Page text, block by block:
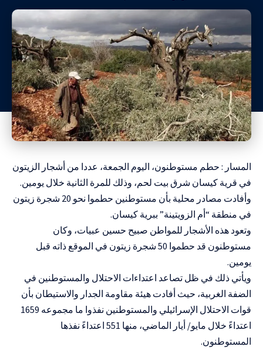
المسار : حطم مستوطنون، اليوم الجمعة، عددا من أشجار الزيتون
في قرية كيسان شرق بيت لحم، وذلك للمرة الثانية خلال يومين.
وأفادت مصادر محلية بأن مستوطنين حطموا نحو 20 شجرة زيتون
في منطقة “أم الزويتينة” ببرية كيسان.
وتعود هذه الأشجار للمواطن صبيح حسين عبيات، وكان
مستوطنون قد حطموا 50 شجرة زيتون في الموقع ذاته قبل
يومين.
ويأتي ذلك في ظل تصاعد اعتداءات الاحتلال والمستوطنين في
الضفة الغربية، حيث أفادت هيئة مقاومة الجدار والاستيطان بأن
قوات الاحتلال الإسرائيلي والمستوطنين نفذوا ما مجموعه 1659
اعتداءً خلال مايو/ أيار الماضي، منها 551 اعتداءً نفذها
المستوطنون.